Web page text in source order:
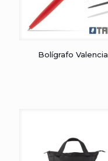
Bolígrafo Valencia